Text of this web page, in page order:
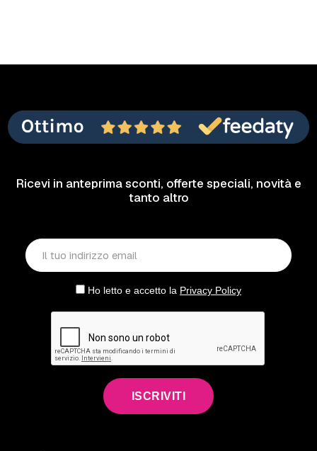
Ricevi in anteprima sconti, offerte speciali, novità e
tanto altro
Ho letto e accetto la Privacy Policy
ISCRIVITI